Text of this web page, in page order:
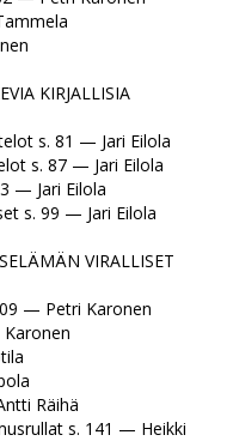
KIRJALLISIA
s. 81 — Jari Eilola
s. 87 — Jari Eilola
— Jari Eilola
s. 99 — Jari Eilola
VIRALLISET
— Petri Karonen
Räihä
s. 141 — Heikki